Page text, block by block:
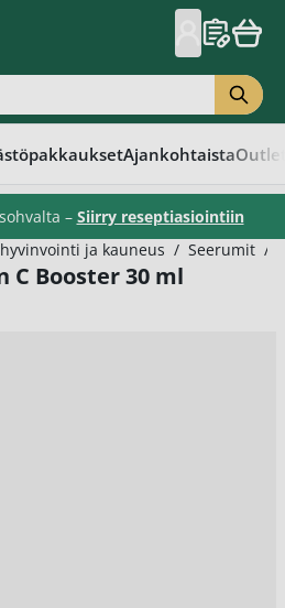
Ajankohtaista
– Siirry reseptiasiointiin
ja kauneus / Seerumit /
Booster 30 ml